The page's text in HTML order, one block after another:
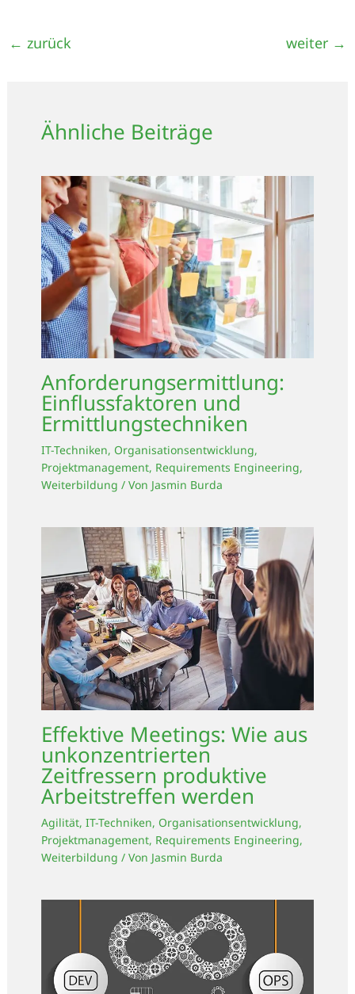
← zurück weiter →
Ähnliche Beiträge
Anforderungsermittlung:
Einflussfaktoren und
Ermittlungstechniken
IT-Techniken, Organisationsentwicklung,
Projektmanagement, Requirements Engineering,
Weiterbildung / Von Jasmin Burda
Effektive Meetings: Wie aus
unkonzentrierten
Zeitfressern produktive
Arbeitstreffen werden
Agilität, IT-Techniken, Organisationsentwicklung,
Projektmanagement, Requirements Engineering,
Weiterbildung / Von Jasmin Burda